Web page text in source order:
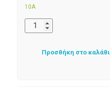
10Α
Προσθήκη στο καλάθι